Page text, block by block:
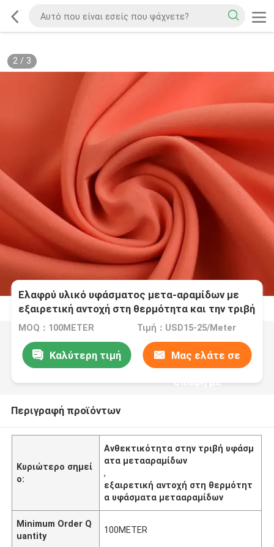
2/ 3
Ελαφρύ υλικό υφάσματος μετα-αραμίδων με
εξαιρετική αντοχή στη θερμότητα και την τριβή
MOQ：100METER Τιμή：USD15-25/Meter
Καλύτερη τιμή Μας ελάτε σε
επαφή με
Περιγραφή προϊόντων
Κυριώτερο σημεί
ο:
Ανθεκτικότητα στην τριβή υφάσμ
ατα μετααραμίδων
,
εξαιρετική αντοχή στη θερμότητ
α υφάσματα μετααραμίδων
Minimum Order Q
uantity
100METER